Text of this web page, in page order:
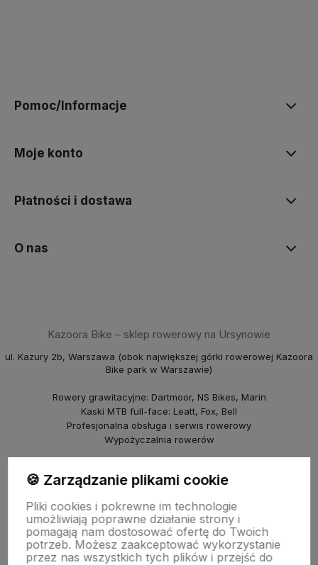
Pomoc/Informacje
Moje konto
Płatności i dostawa
O nas
Kazoora Bike – sklep rowerowy na Ursynowie
ul. Kazury 2b, Warszawa (obok największej górki rowerowej Kazoora
Bike park w Warszawie)
Rowery grawitacyjne: Dartmoor, NS Bikes, Marin
Kaski MTB full-face: Leatt, Fox, Bell
Profesjonalna obsługa i serwis rowerowy
Wypożyczalnia rowerów
piBike – sklep rowerowy na Młocinach
ul. Farysa 60b, Warszawa
Rowery crossowe i miejskie (Marin, NS Bikes, Polka)
Punkt odbioru i serwis
© 2025 Kazoora BIKE & piBike. Wszelkie prawa zastrzeżone.
🍪 Zarządzanie plikami cookie
Pliki cookies i pokrewne im technologie
umożliwiają poprawne działanie strony i
pomagają nam dostosować ofertę do Twoich
potrzeb. Możesz zaakceptować wykorzystanie
przez nas wszystkich tych plików i przejść do